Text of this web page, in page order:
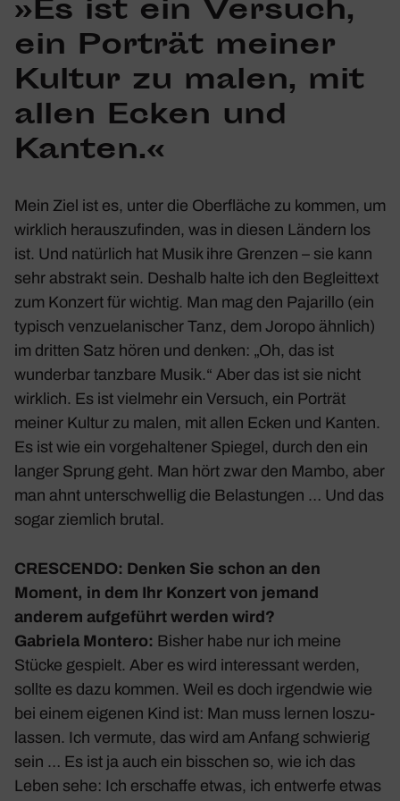
»Es ist ein Versuch,
ein Porträt meiner
Kultur zu malen, mit
allen Ecken und
Kanten.«
Mein Ziel ist es, unter die Ober­fläche zu kommen, um
wirk­lich heraus­zu­finden, was in diesen Ländern los
ist. Und natür­lich hat Musik ihre Grenzen – sie kann
sehr abstrakt sein. Deshalb halte ich den Begleit­text
zum Konzert für wichtig. Man mag den Paja­rillo (ein
typisch venzue­la­ni­scher Tanz, dem Joropo ähnlich)
im dritten Satz hören und denken: „Oh, das ist
wunderbar tanz­bare Musik.“ Aber das ist sie nicht
wirk­lich. Es ist viel­mehr ein Versuch, ein Porträt
meiner Kultur zu malen, mit allen Ecken und Kanten.
Es ist wie ein vorge­hal­tener Spiegel, durch den ein
langer Sprung geht. Man hört zwar den Mambo, aber
man ahnt unter­schwellig die Belas­tungen … Und das
sogar ziem­lich brutal.
CRESCENDO: Denken Sie schon an den
Moment, in dem Ihr Konzert von jemand
anderem aufge­führt werden wird?
Gabriela Montero: Bisher habe nur ich meine
Stücke gespielt. Aber es wird inter­es­sant werden,
sollte es dazu kommen. Weil es doch irgendwie wie
bei einem eigenen Kind ist: Man muss lernen loszu­
lassen. Ich vermute, das wird am Anfang schwierig
sein … Es ist ja auch ein biss­chen so, wie ich das
Leben sehe: Ich erschaffe etwas, ich entwerfe etwas